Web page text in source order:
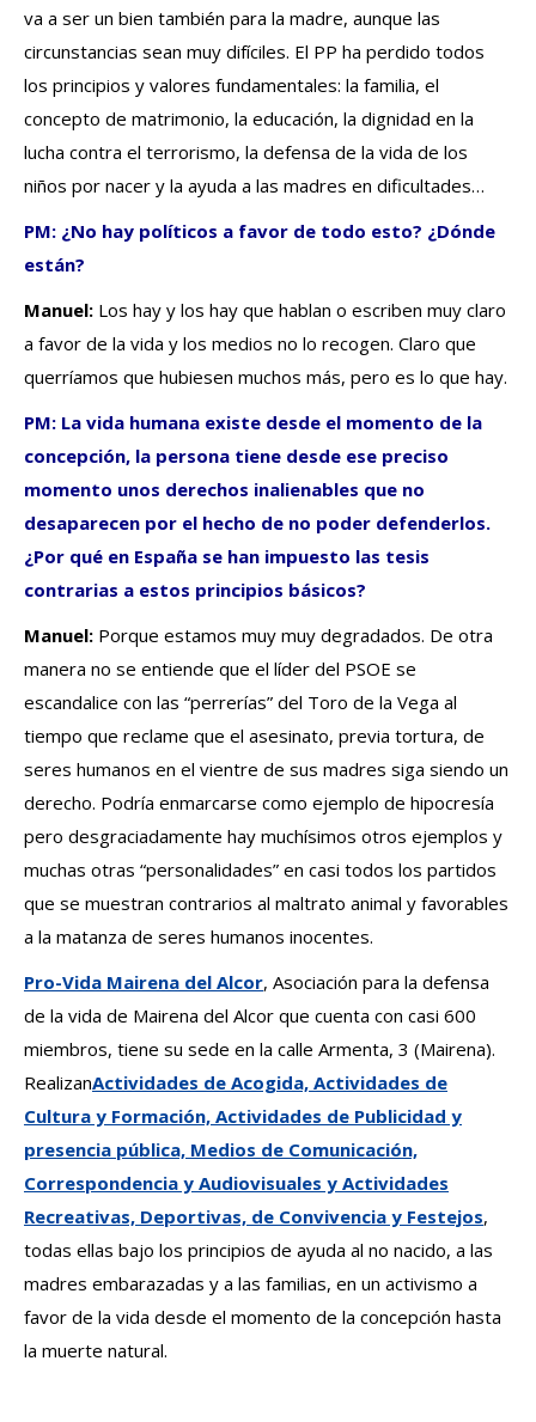
va a ser un bien también para la madre, aunque las
circunstancias sean muy difíciles. El PP ha perdido todos
los principios y valores fundamentales: la familia, el
concepto de matrimonio, la educación, la dignidad en la
lucha contra el terrorismo, la defensa de la vida de los
niños por nacer y la ayuda a las madres en dificultades…
PM: ¿No hay políticos a favor de todo esto? ¿Dónde
están?
Manuel: Los hay y los hay que hablan o escriben muy claro
a favor de la vida y los medios no lo recogen. Claro que
querríamos que hubiesen muchos más, pero es lo que hay.
PM: La vida humana existe desde el momento de la
concepción, la persona tiene desde ese preciso
momento unos derechos inalienables que no
desaparecen por el hecho de no poder defenderlos.
¿Por qué en España se han impuesto las tesis
contrarias a estos principios básicos?
Manuel: Porque estamos muy muy degradados. De otra
manera no se entiende que el líder del PSOE se
escandalice con las “perrerías” del Toro de la Vega al
tiempo que reclame que el asesinato, previa tortura, de
seres humanos en el vientre de sus madres siga siendo un
derecho. Podría enmarcarse como ejemplo de hipocresía
pero desgraciadamente hay muchísimos otros ejemplos y
muchas otras “personalidades” en casi todos los partidos
que se muestran contrarios al maltrato animal y favorables
a la matanza de seres humanos inocentes.
Pro-Vida Mairena del Alcor, Asociación para la defensa
de la vida de Mairena del Alcor que cuenta con casi 600
miembros, tiene su sede en la calle Armenta, 3 (Mairena).
RealizanActividades de Acogida, Actividades de
Cultura y Formación, Actividades de Publicidad y
presencia pública, Medios de Comunicación,
Correspondencia y Audiovisuales y Actividades
Recreativas, Deportivas, de Convivencia y Festejos,
todas ellas bajo los principios de ayuda al no nacido, a las
madres embarazadas y a las familias, en un activismo a
favor de la vida desde el momento de la concepción hasta
la muerte natural.